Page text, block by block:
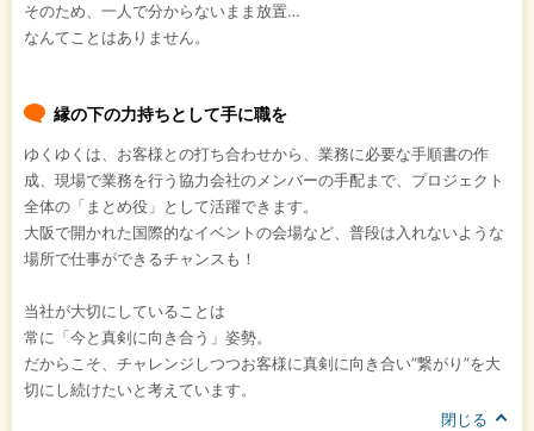
そのため、一人で分からないまま放置…
なんてことはありません。
縁の下の力持ちとして手に職を
ゆくゆくは、お客様との打ち合わせから、業務に必要な手順書の作
成、現場で業務を行う協力会社のメンバーの手配まで、プロジェクト
全体の「まとめ役」として活躍できます。
大阪で開かれた国際的なイベントの会場など、普段は入れないような
場所で仕事ができるチャンスも！
当社が大切にしていることは
常に「今と真剣に向き合う」姿勢。
だからこそ、チャレンジしつつお客様に真剣に向き合い”繋がり”を大
切にし続けたいと考えています。
閉じる